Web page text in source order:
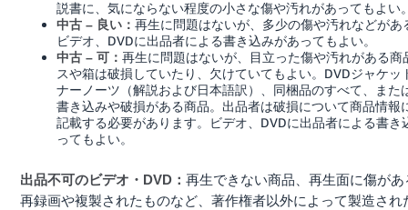
説書に、気にならない程度の小さな傷や汚れがあってもよい
中古 – 良い： 再生に問題はないが、多少の傷や汚れなどがあ
ビデオ、DVDに出品者による書き込みがあってもよい。
中古 – 可： 再生に問題はないが、目立った傷や汚れがある商
スや箱は破損していたり、欠けていてもよい。DVDジャケッ
ナーノーツ（解説および日本語訳）、同梱品のすべて、また
書き込みや破損がある商品。出品者は破損について商品情報
記載する必要があります。ビデオ、DVDに出品者による書き
ってもよい。
出品不可のビデオ・DVD： 再生できない商品、再生面に傷があ
再録画や複製されたものなど、著作権者以外によって製造され